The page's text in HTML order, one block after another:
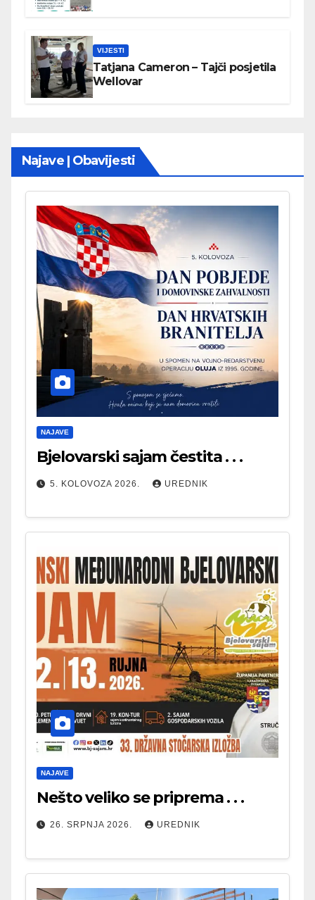
VIJESTI
Tatjana Cameron – Tajči posjetila
Wellovar
Najave | Obavijesti
NAJAVE
Bjelovarski sajam čestita . . .
5. KOLOVOZA 2026. UREDNIK
NAJAVE
Nešto veliko se priprema . . .
26. SRPNJA 2026. UREDNIK